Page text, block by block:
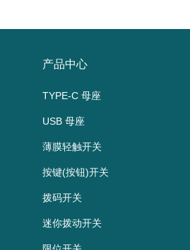
产品中心
TYPE-C 母座
USB 母座
薄膜轻触开关
按键(按钮)开关
拨码开关
迷你拨动开关